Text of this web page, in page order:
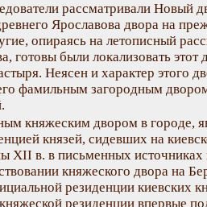
рассматривали Новый
Ярославова двора на
опираясь на летописный
готовы были локализовать этот
Неясен и характер этого
фамильным загородным
княжеским двором в городе,
князей, сидевших на
XII в. в письменных источниках
княжеского двора на
резиденции киевских
резиденции впервые